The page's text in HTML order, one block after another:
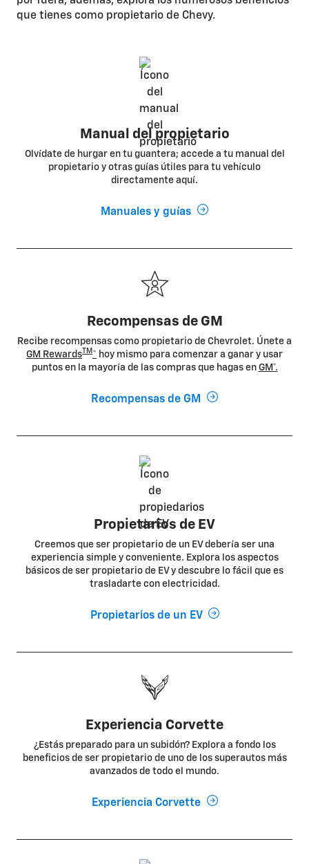
que tienes como propietario de Chevy.
Manual del propietario
Olvídate de hurgar en tu guantera; accede a tu manual del
propietario y otras guías útiles para tu vehículo
directamente aquí.
Manuales y guías
Recompensas de GM
Recibe recompensas como propietario de Chevrolet. Únete a
GM Rewards TM * hoy mismo para comenzar a ganar y usar
puntos en la mayoría de las compras que hagas en GM*.
Recompensas de GM
Propietarios de EV
Creemos que ser propietario de un EV debería ser una
experiencia simple y conveniente. Explora los aspectos
básicos de ser propietario de EV y descubre lo fácil que es
trasladarte con electricidad.
Propietarios de un EV
Experiencia Corvette
¿Estás preparado para un subidón? Explora a fondo los
beneficios de ser propietario de uno de los superautos más
avanzados de todo el mundo.
Experiencia Corvette